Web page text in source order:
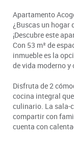
Apartamento
¿Buscas un hogar
¡Descubre este
Con 53 m² de
inmueble es la
de vida moderno y
Disfruta de 2
cocina integral
culinario. La sala-
compartir con
cuenta con